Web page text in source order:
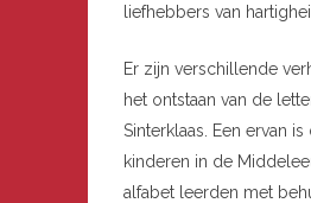
liefhebbers van
Er zijn verschillende
het ontstaan van de
Sinterklaas. Een ervan is
kinderen in de
alfabet leerden met